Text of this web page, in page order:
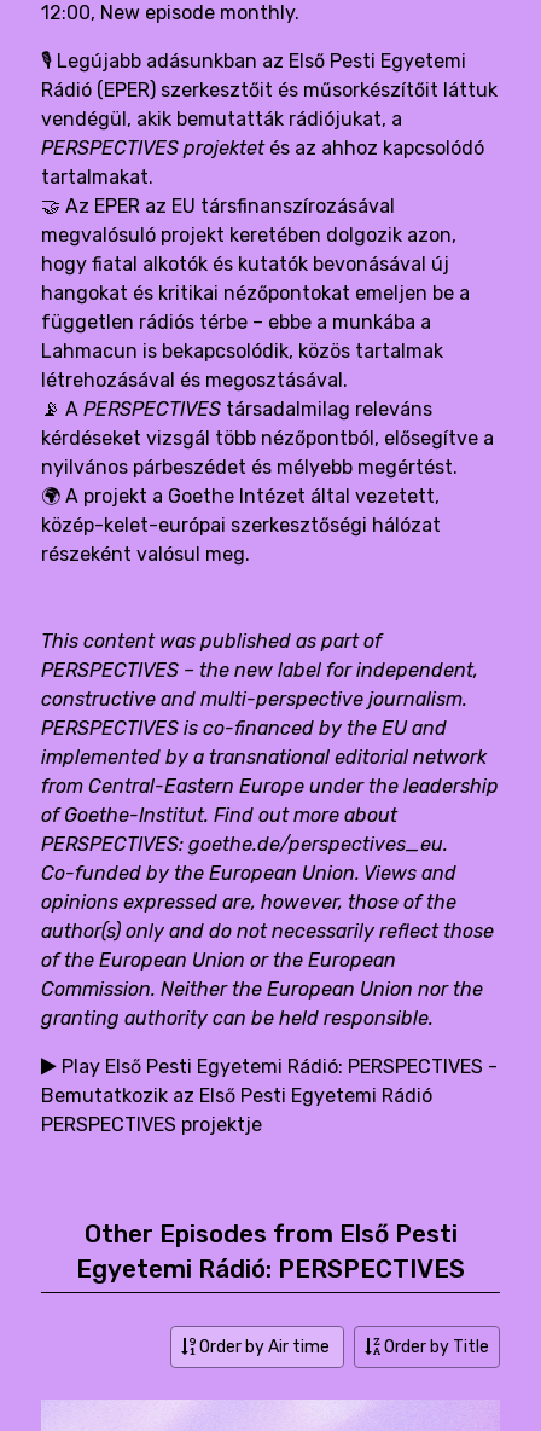
12:00, New episode monthly.
🎙 Legújabb adásunkban az Első Pesti Egyetemi
Rádió (EPER) szerkesztőit és műsorkészítőit láttuk
vendégül, akik bemutatták rádiójukat, a
PERSPECTIVES projektetés az ahhoz kapcsolódó
tartalmakat.
🤝 Az EPER az EU társfinanszírozásával
megvalósuló projekt keretében dolgozik azon,
hogy fiatal alkotók és kutatók bevonásával új
hangokat és kritikai nézőpontokat emeljen be a
független rádiós térbe – ebbe a munkába a
Lahmacun is bekapcsolódik, közös tartalmak
létrehozásával és megosztásával.
📡 A PERSPECTIVES társadalmilag releváns
kérdéseket vizsgál több nézőpontból, elősegítve a
nyilvános párbeszédet és mélyebb megértést.
🌍 A projekt a Goethe Intézet által vezetett,
közép-kelet-európai szerkesztőségi hálózat
részeként valósul meg.
This content was published as part of
PERSPECTIVES – the new label for independent,
constructive and multi-perspective journalism.
PERSPECTIVES is co-financed by the EU and
implemented by a transnational editorial network
from Central-Eastern Europe under the leadership
of Goethe-Institut. Find out more about
PERSPECTIVES: goethe.de/perspectives_eu.
Co-funded by the European Union. Views and
opinions expressed are, however, those of the
author(s) only and do not necessarily reflect those
of the European Union or the European
Commission. Neither the European Union nor the
granting authority can be held responsible.
Play Első Pesti Egyetemi Rádió: PERSPECTIVES -
Bemutatkozik az Első Pesti Egyetemi Rádió
PERSPECTIVES projektje
Other Episodes from Első Pesti
Egyetemi Rádió: PERSPECTIVES
Order by Air time Order by Title